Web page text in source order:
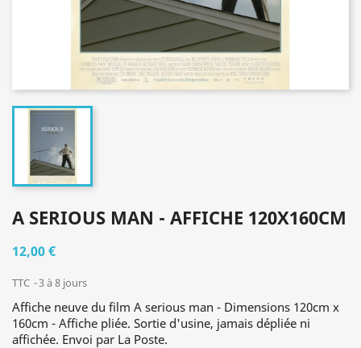
A SERIOUS MAN - AFFICHE 120X160CM
12,00 €
TTC 3 à 8 jours
Affiche neuve du film A serious man - Dimensions 120cm x
160cm - Affiche pliée. Sortie d'usine, jamais dépliée ni
affichée. Envoi par La Poste.